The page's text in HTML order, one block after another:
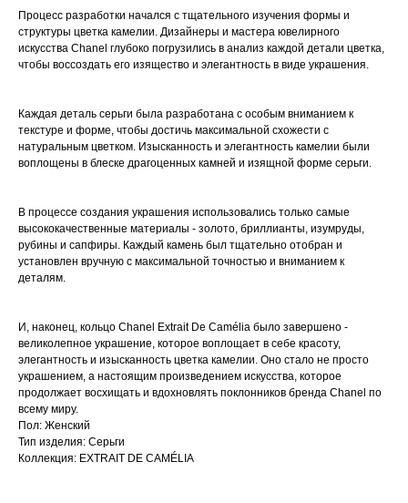
Процесс разработки начался с тщательного изучения формы и
структуры цветка камелии. Дизайнеры и мастера ювелирного
искусства Chanel глубоко погрузились в анализ каждой детали цветка,
чтобы воссоздать его изящество и элегантность в виде украшения.
Каждая деталь серьги была разработана с особым вниманием к
текстуре и форме, чтобы достичь максимальной схожести с
натуральным цветком. Изысканность и элегантность камелии были
воплощены в блеске драгоценных камней и изящной форме серьги.
В процессе создания украшения использовались только самые
высококачественные материалы - золото, бриллианты, изумруды,
рубины и сапфиры. Каждый камень был тщательно отобран и
установлен вручную с максимальной точностью и вниманием к
деталям.
И, наконец, кольцо Chanel Extrait De Camélia было завершено -
великолепное украшение, которое воплощает в себе красоту,
элегантность и изысканность цветка камелии. Оно стало не просто
украшением, а настоящим произведением искусства, которое
продолжает восхищать и вдохновлять поклонников бренда Chanel по
всему миру.
Пол: Женский
Тип изделия: Серьги
Коллекция: EXTRAIT DE CAMÉLIA